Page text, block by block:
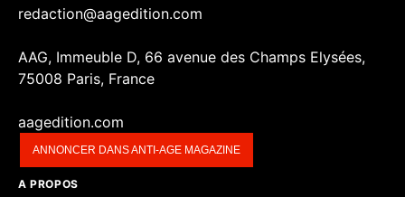
redaction@aagedition.com
AAG, Immeuble D, 66 avenue des Champs Elysées,
75008 Paris, France
aagedition.com
ANNONCER DANS ANTI-AGE MAGAZINE
A PROPOS